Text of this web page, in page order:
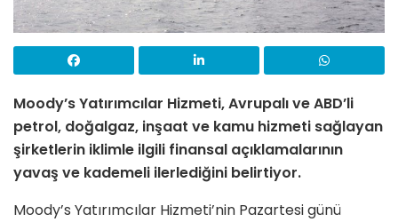
Moody’s Yatırımcılar Hizmeti, Avrupalı ve ABD’li
petrol, doğalgaz, inşaat ve kamu hizmeti sağlayan
şirketlerin iklimle ilgili finansal açıklamalarının
yavaş ve kademeli ilerlediğini belirtiyor.
Moody’s Yatırımcılar Hizmeti’nin Pazartesi günü